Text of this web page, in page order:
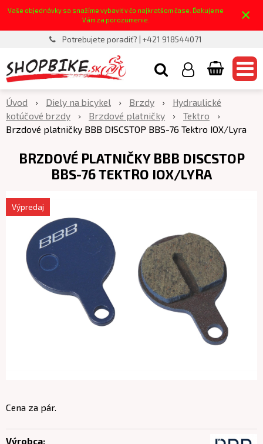
Vaše objednávky sa snažíme vybaviť v čo najkratšom čase. Ďakujeme
Vám za porozumenie.
×
Potrebujete poradiť? | +421 918544071
Úvod Diely na bicykel Brzdy
Hydraulické
kotúčové brzdy
Brzdové platničky
Tektro
Brzdové platničky BBB DISCSTOP BBS-76 Tektro IOX/Lyra
BRZDOVÉ PLATNIČKY BBB DISCSTOP
BBS-76 TEKTRO IOX/LYRA
Výpredaj
Cena za pár.
Výrobca: